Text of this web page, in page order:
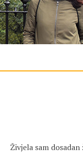
Živjela sam dosadan